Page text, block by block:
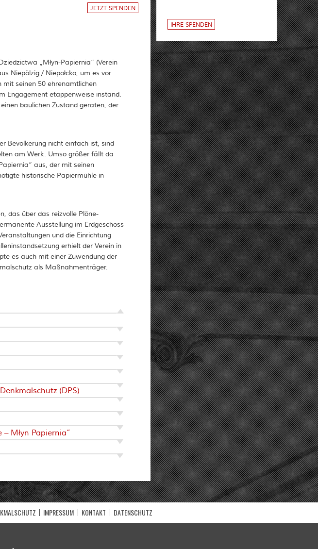
JETZT SPENDEN
„Młyn-Papiernia“ (Verein
Niepölzig / Niepołcko, um es vor
mit seinen 50 ehrenamtlichen
Engagement etappenweise instand.
baulichen Zustand geraten, der
Bevölkerung nicht einfach ist, sind
am Werk. Umso größer fällt da
aus, der mit seinen
historische Papiermühle in
das über das reizvolle Plöne-
Ausstellung im Erdgeschoss
und die Einrichtung
erhielt der Verein in
es auch mit einer Zuwendung der
als Maßnahmenträger.
(DPS)
Młyn Papiernia”
IHRE SPENDEN
IMPRESSUM KONTAKT DATENSCHUTZ